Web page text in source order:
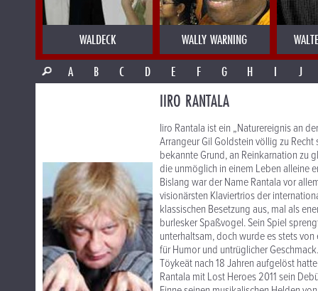
WALDECK WALLY WARNING
A
B C D E F G H I J
IIRO RANTALA
Iiro Rantala ist ein „Naturereignis an
Arrangeur Gil Goldstein völlig zu
bekannte Grund, an Reinkarnation zu
die unmöglich in einem Leben alleine
Bislang war der Name Rantala vor
visionärsten Klaviertrios der
klassischen Besetzung aus, mal als
burlesker Spaßvogel. Sein Spiel
unterhaltsam, doch wurde es stets
für Humor und untrüglicher
Töykeät nach 18 Jahren aufgelöst
Rantala mit Lost Heroes 2011 sein